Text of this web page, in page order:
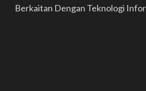
Berkaitan Dengan Teknologi